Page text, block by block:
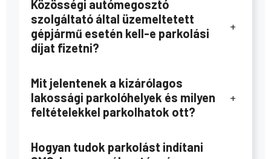
Közösségi autómegosztó
szolgáltató által üzemeltetett
gépjármű esetén kell-e parkolási
díjat fizetni?
+
Mit jelentenek a kizárólagos
lakossági parkolóhelyek és milyen
feltételekkel parkolhatok ott?
+
Hogyan tudok parkolást indítani